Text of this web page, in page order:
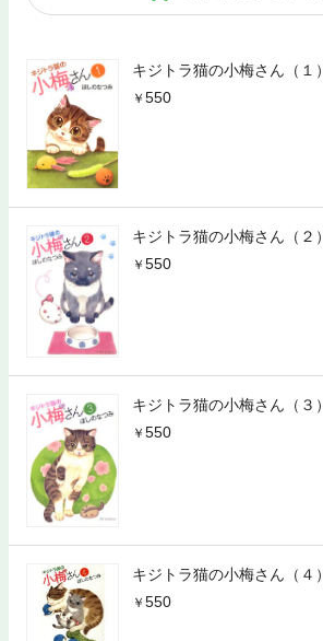
キジトラ猫の小梅さん（１）
550
キジトラ猫の小梅さん（２）
550
キジトラ猫の小梅さん（３）
550
キジトラ猫の小梅さん（４）
550